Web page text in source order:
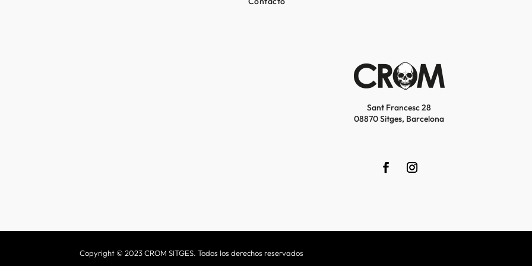
Sant Francesc 28
08870 Sitges, Barcelona
Copyright © 2023 CROM SITGES. Todos los derechos reservados